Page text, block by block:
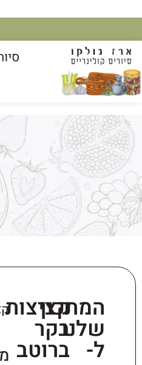
המתכון
שלנו
ל-
קציצות
בקר
ברוטב